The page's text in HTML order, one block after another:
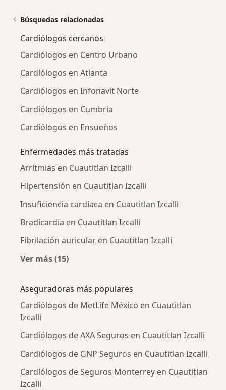
Búsquedas relacionadas
Cardiólogos cercanos
Cardiólogos en Centro Urbano
Cardiólogos en Atlanta
Cardiólogos en Infonavit Norte
Cardiólogos en Cumbria
Cardiólogos en Ensueños
Enfermedades más tratadas
Arritmias en Cuautitlan Izcalli
Hipertensión en Cuautitlan Izcalli
Insuficiencia cardíaca en Cuautitlan Izcalli
Bradicardia en Cuautitlan Izcalli
Fibrilación auricular en Cuautitlan Izcalli
Ver más (15)
Aseguradoras más populares
Cardiólogos de MetLife México en Cuautitlan
Izcalli
Cardiólogos de AXA Seguros en Cuautitlan Izcalli
Cardiólogos de GNP Seguros en Cuautitlan Izcalli
Cardiólogos de Seguros Monterrey en Cuautitlan
Izcalli